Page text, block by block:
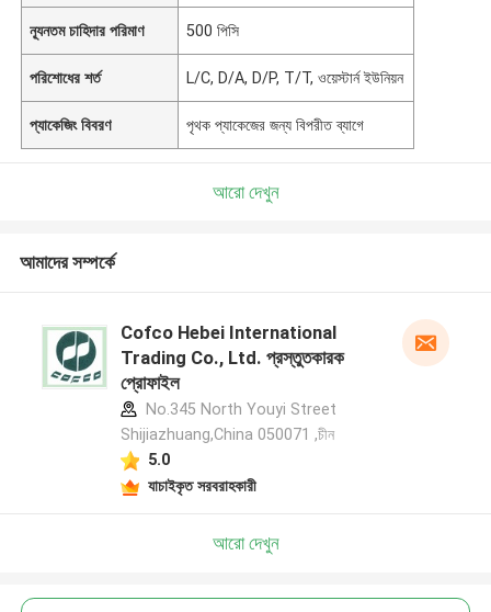
ন্যূনতম চাহিদার পরিমাণ 500 পিসি
পরিশোধের শর্ত L/C, D/A, D/P, T/T, ওয়েস্টার্ন ইউনিয়ন
প্যাকেজিং বিবরণ পৃথক প্যাকেজের জন্য বিপরীত ব্যাগে
আরো দেখুন
আমাদের সম্পর্কে
Cofco Hebei International
Trading Co., Ltd. প্রস্তুতকারক
প্রোফাইল
No.345 North Youyi Street
Shijiazhuang,China 050071 ,চীন
5.0
যাচাইকৃত সরবরাহকারী
আরো দেখুন